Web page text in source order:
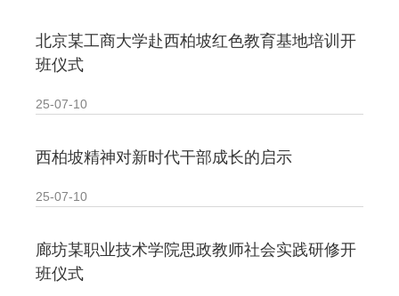
北京某工商大学赴西柏坡红色教育基地培训开
班仪式
25-07-10
西柏坡精神对新时代干部成长的启示
25-07-10
廊坊某职业技术学院思政教师社会实践研修开
班仪式